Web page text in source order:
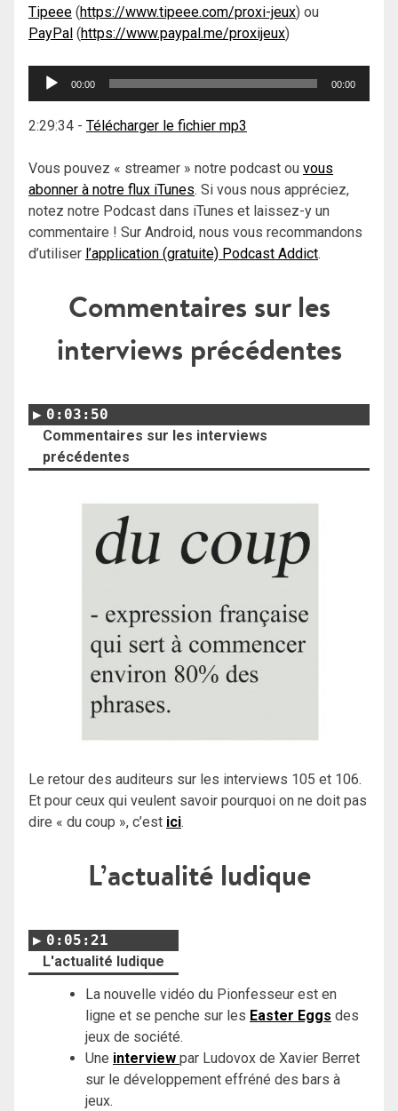
Tipeee (https://www.tipeee.com/proxi-jeux) ou
PayPal (https://www.paypal.me/proxijeux)
Lecteur
00:00 00:00
2:29:34 - Télécharger le fichier mp3
Vous pouvez « streamer » notre podcast ou vous
abonner à notre flux iTunes. Si vous nous appréciez,
notez notre Podcast dans iTunes et laissez-y un
commentaire ! Sur Android, nous vous recommandons
d’utiliser l’application (gratuite) Podcast Addict.
Commentaires sur les
interviews précédentes
0:03:50
Commentaires sur les interviews
précédentes
Le retour des auditeurs sur les interviews 105 et 106.
Et pour ceux qui veulent savoir pourquoi on ne doit pas
dire « du coup », c’est ici.
L’actualité ludique
0:05:21
L'actualité ludique
La nouvelle vidéo du Pionfesseur est en
ligne et se penche sur les Easter Eggs des
jeux de société.
Une interview par Ludovox de Xavier Berret
sur le développement effréné des bars à
jeux.